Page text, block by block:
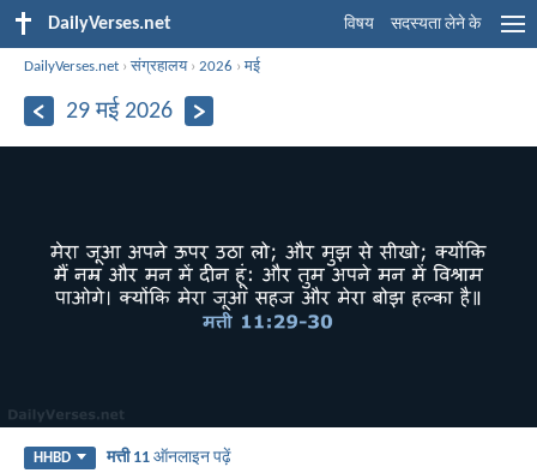
DailyVerses.net विषय सदस्यता लेने के
DailyVerses.net ›संग्रहालय›2026 ›मई
29 मई 2026
HHBD मत्ती 11 ऑनलाइन पढ़ें